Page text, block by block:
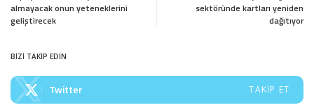
almayacak onun yeteneklerini
geliştirecek
sektöründe kartları yeniden
dağıtıyor
BİZİ TAKİP EDİN
Twitter TAKIP ET